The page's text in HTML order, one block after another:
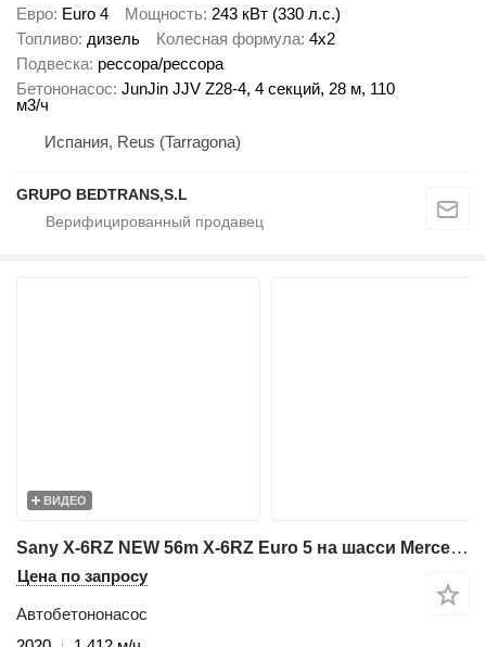
Евро Euro 4 Мощность 243 кВт (330 л.с.)
Топливо дизель Колесная формула 4x2
Подвеска рессора/рессора
Бетононасос JunJin JJV Z28-4, 4 секций, 28 м, 110
м3/ч
Испания, Reus (Tarragona)
GRUPO BEDTRANS,S.L
ВИДЕО
Sany X-6RZ NEW 56m X-6RZ Euro 5 на шасси Mercedes-Benz Arocs 4143
Цена по запросу
Автобетононасос